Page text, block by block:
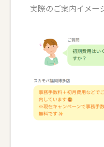
実際のご案内イメー